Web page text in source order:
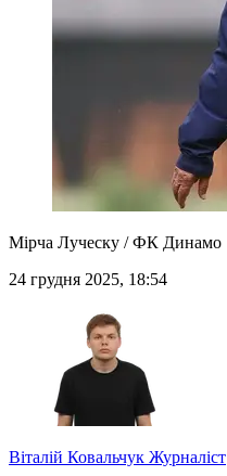
Мірча Луческу / ФК Динамо
24 грудня 2025, 18:54
Віталій Ковальчук Журналіст